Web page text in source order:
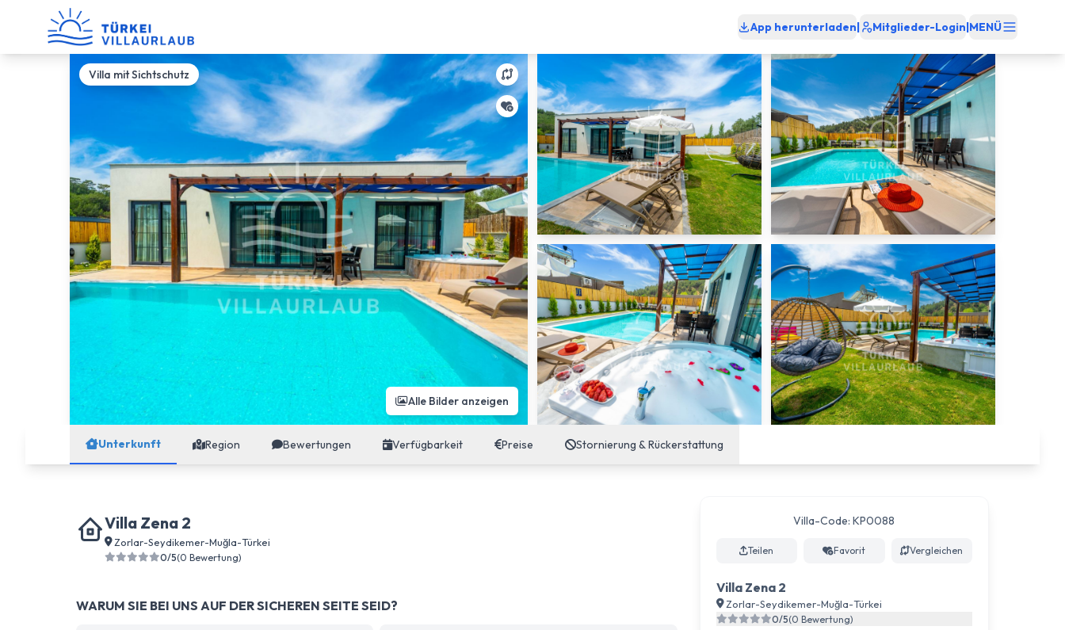
App herunterladen| Mitglieder-Login|MENÜ
Villa mit Sichtschutz
Alle Bilder anzeigen
Unterkunft Region Bewertungen Verfügbarkeit Preise Stornierung & Rückerstattung
Villa Zena 2
Zorlar-Seydikemer-Muğla-Türkei
0/5(0 Bewertung)
WARUM SIE BEI UNS AUF DER SICHEREN SEITE SEID?
Villa-Code: KP0088
Teilen Favorit Vergleichen
Villa Zena 2
Zorlar-Seydikemer-Muğla-Türkei
0/5(0 Bewertung)